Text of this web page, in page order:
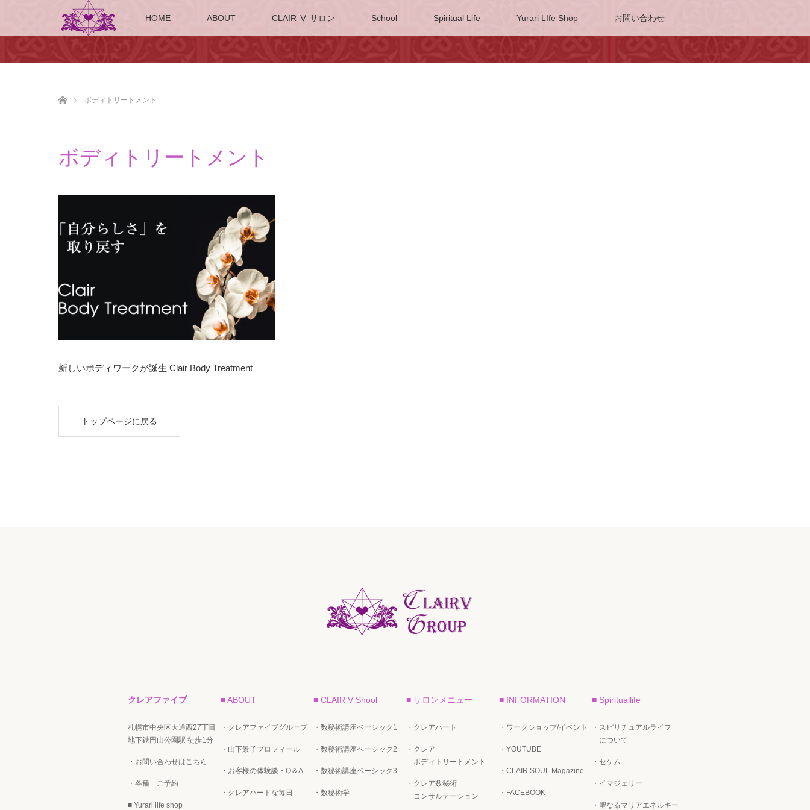
HOME ABOUT CLAIR Ⅴ サロン School Spiritual Life Yurari LIfe Shop お問い合わせ
ボディトリートメント
ボディトリートメント
新しいボディワークが誕生 Clair Body Treatment
トップページに戻る
クレアファイブ
札幌市中央区大通西27丁目
地下鉄円山公園駅 徒歩1分
・お問い合わせはこちら
・各種 ご予約
■ Yurari life shop
■ ABOUT
・クレアファイブグループ
・山下景子プロフィール
・お客様の体験談・Q＆A
・クレアハートな毎日
■ CLAIR V Shool
・数秘術講座ベーシック1
・数秘術講座ベーシック2
・数秘術講座ベーシック3
・数秘術学
■ サロンメニュー
・クレアハート
・クレア
ボディトリートメント
・クレア数秘術
コンサルテーション
■ INFORMATION
・ワークショップ/イベント
・YOUTUBE
・CLAIR SOUL Magazine
・FACEBOOK
■ Spirituallife
・スピリチュアルライフ
について
・セケム
・イマジェリー
・聖なるマリアエネルギー